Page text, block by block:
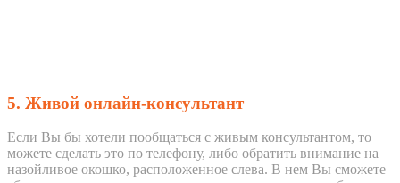
5. Живой онлайн-консультант
Если Вы бы хотели пообщаться с живым консультантом, то
можете сделать это по телефону, либо обратить внимание на
назойливое окошко, расположенное слева. В нем Вы сможете